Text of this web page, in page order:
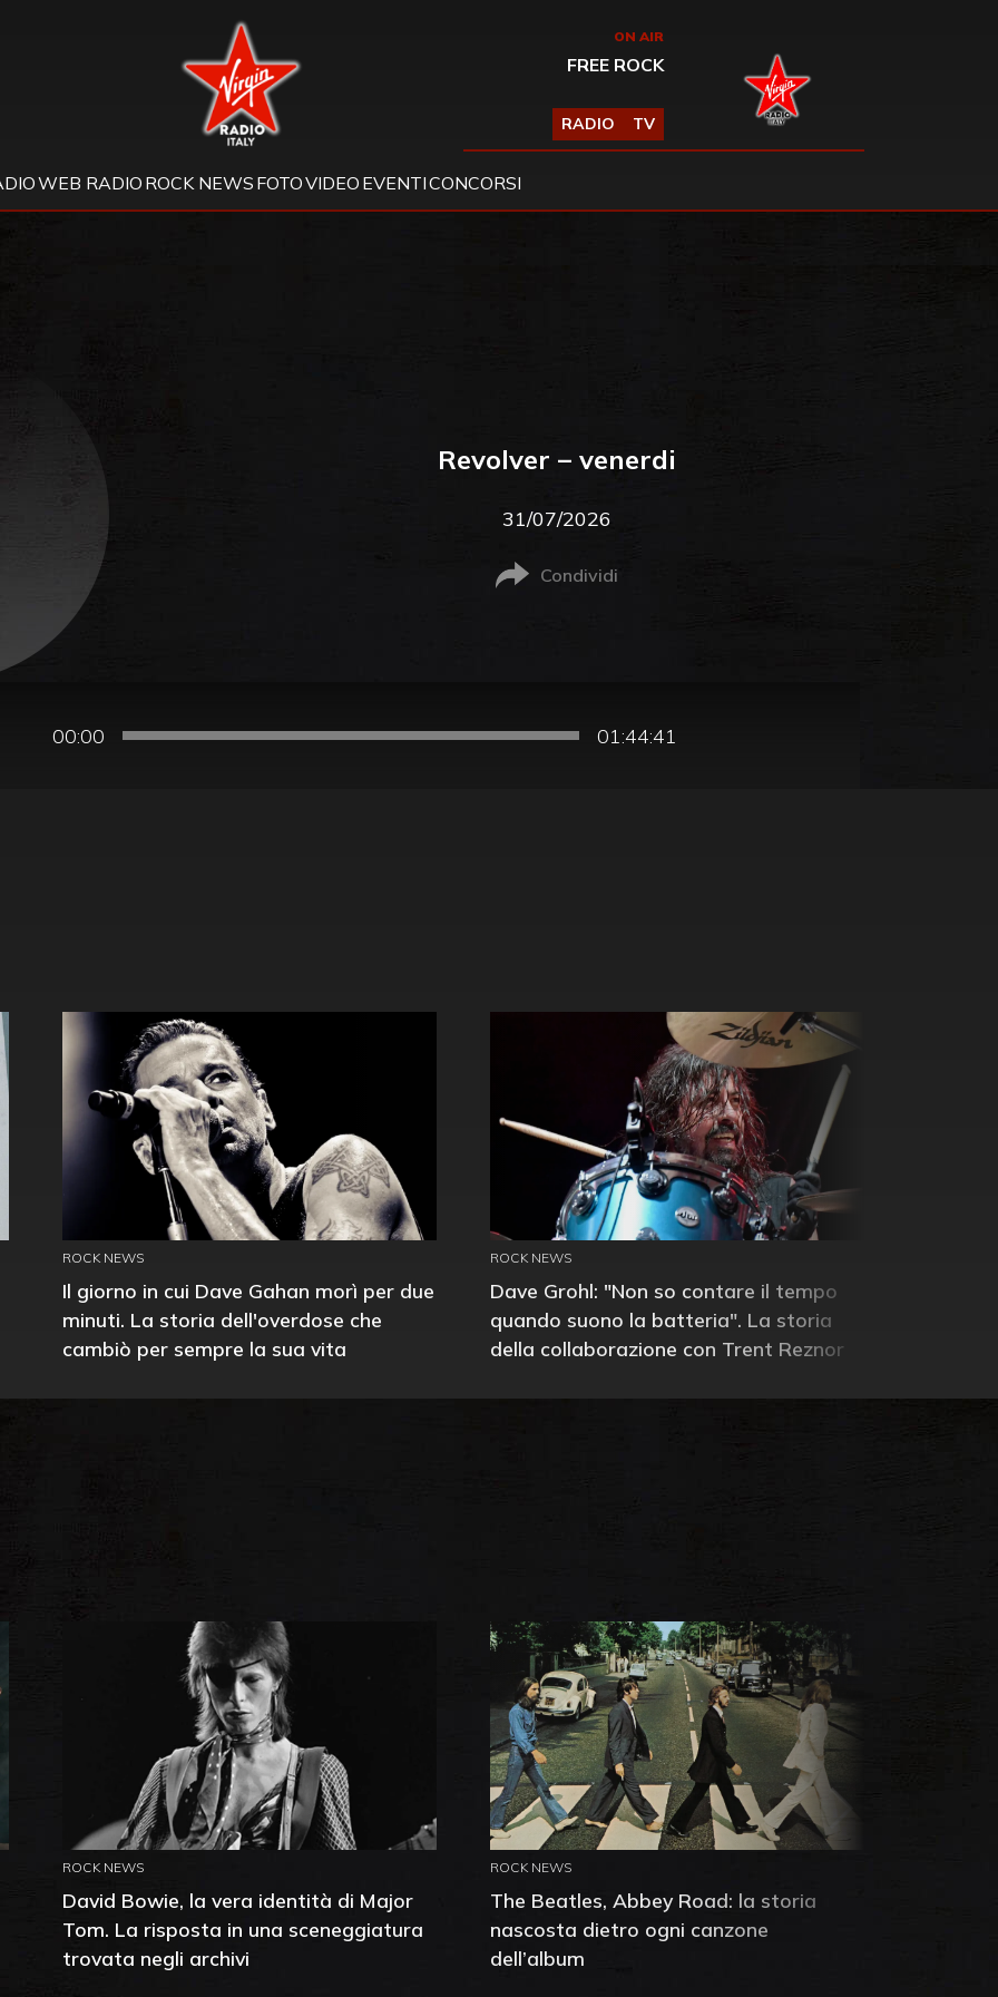
Virgin Radio ON AIR
FREE ROCK
RADIO TV
WEB RADIO ROCK NEWS FOTOVIDEO EVENTICONCORSI
Revolver – venerdi
31/07/2026
Condividi
00:00 01:44:41
ROCK NEWS
Il giorno in cui Dave Gahan morì per due
minuti. La storia dell'overdose che
cambiò per sempre la sua vita
ROCK NEWS
Dave Grohl: "Non so contare il tempo
quando suono la batteria". La storia
della collaborazione con Trent Reznor
ROCK NEWS
David Bowie, la vera identità di Major
Tom. La risposta in una sceneggiatura
trovata negli archivi
ROCK NEWS
The Beatles, Abbey Road: la storia
nascosta dietro ogni canzone
dell’album